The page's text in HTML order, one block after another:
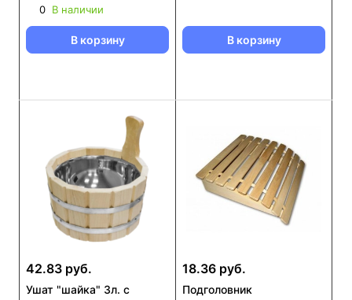
0 В наличии
В корзину В корзину
42.83 руб.
Ушат "шайка" 3л. с
18.36 руб.
Подголовник